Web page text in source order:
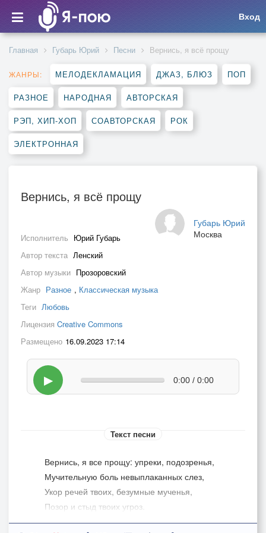
Вход
Главная Губарь Юрий Песни Вернись, я всё прощу
ЖАНРЫ: МЕЛОДЕКЛАМАЦИЯ ДЖАЗ, БЛЮЗ ПОП
РАЗНОЕ НАРОДНАЯ АВТОРСКАЯ
РЭП, ХИП-ХОП СОАВТОРСКАЯ РОК
ЭЛЕКТРОННАЯ
Вернись, я всё прощу
Губарь Юрий
Москва
Исполнитель Юрий Губарь
Автор текста Ленский
Автор музыки Прозоровский
Жанр Разное , Классическая музыка
Теги Любовь
Лицензия Creative Commons
Размещено 16.09.2023 17:14
▶ 0:00 / 0:00
Текст песни
Вернись, я все прощу: упреки, подозренья,
Мучительную боль невыплаканных слез,
Укор речей твоих, безумные мученья,
Позор и стыд твоих угроз.